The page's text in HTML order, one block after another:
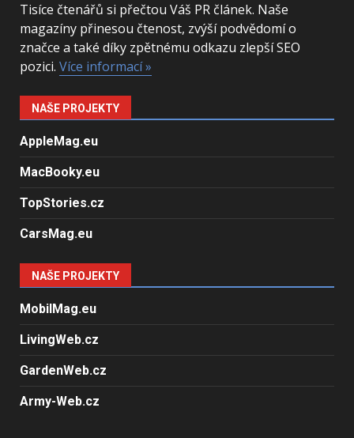
Tisíce čtenářů si přečtou Váš PR článek. Naše
magazíny přinesou čtenost, zvýší podvědomí o
značce a také díky zpětnému odkazu zlepší SEO
pozici. Více informací »
NAŠE PROJEKTY
AppleMag.eu
MacBooky.eu
TopStories.cz
CarsMag.eu
NAŠE PROJEKTY
MobilMag.eu
LivingWeb.cz
GardenWeb.cz
Army-Web.cz